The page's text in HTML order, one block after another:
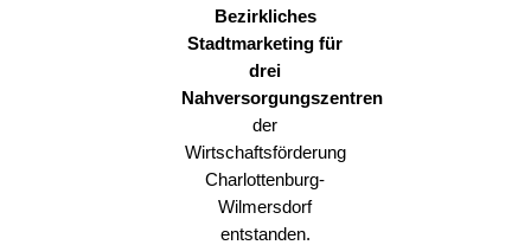
Bezirkliches
Stadtmarketing für
drei
Nahversorgungszentren
der
Wirtschaftsförderung
Charlottenburg-
Wilmersdorf
entstanden.